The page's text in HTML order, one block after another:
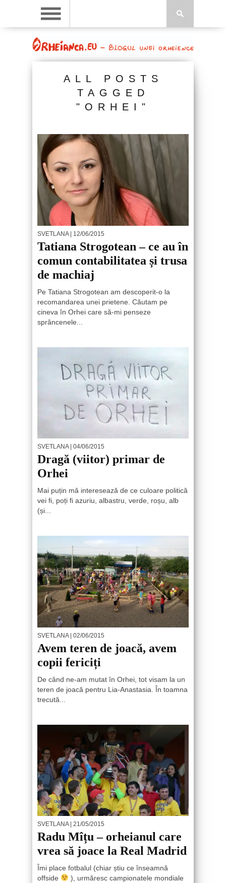
ALL POSTS
TAGGED
"ORHEI"
SVETLANA| 12/06/2015
Tatiana Strogotean – ce au în
comun contabilitatea și trusa
de machiaj
Pe Tatiana Strogotean am descoperit-o la
recomandarea unei prietene. Căutam pe
cineva în Orhei care să-mi penseze
sprâncenele...
SVETLANA| 04/06/2015
Dragă (viitor) primar de
Orhei
Mai puțin mă interesează de ce culoare politică
vei fi, poți fi azuriu, albastru, verde, roșu, alb
(și...
SVETLANA| 02/06/2015
Avem teren de joacă, avem
copii fericiți
De când ne-am mutat în Orhei, tot visam la un
teren de joacă pentru Lia-Anastasia. În toamna
trecută...
SVETLANA| 21/05/2015
Radu Mîțu – orheianul care
vrea să joace la Real Madrid
Îmi place fotbalul (chiar știu ce înseamnă
offside
), urmăresc campionatele mondiale